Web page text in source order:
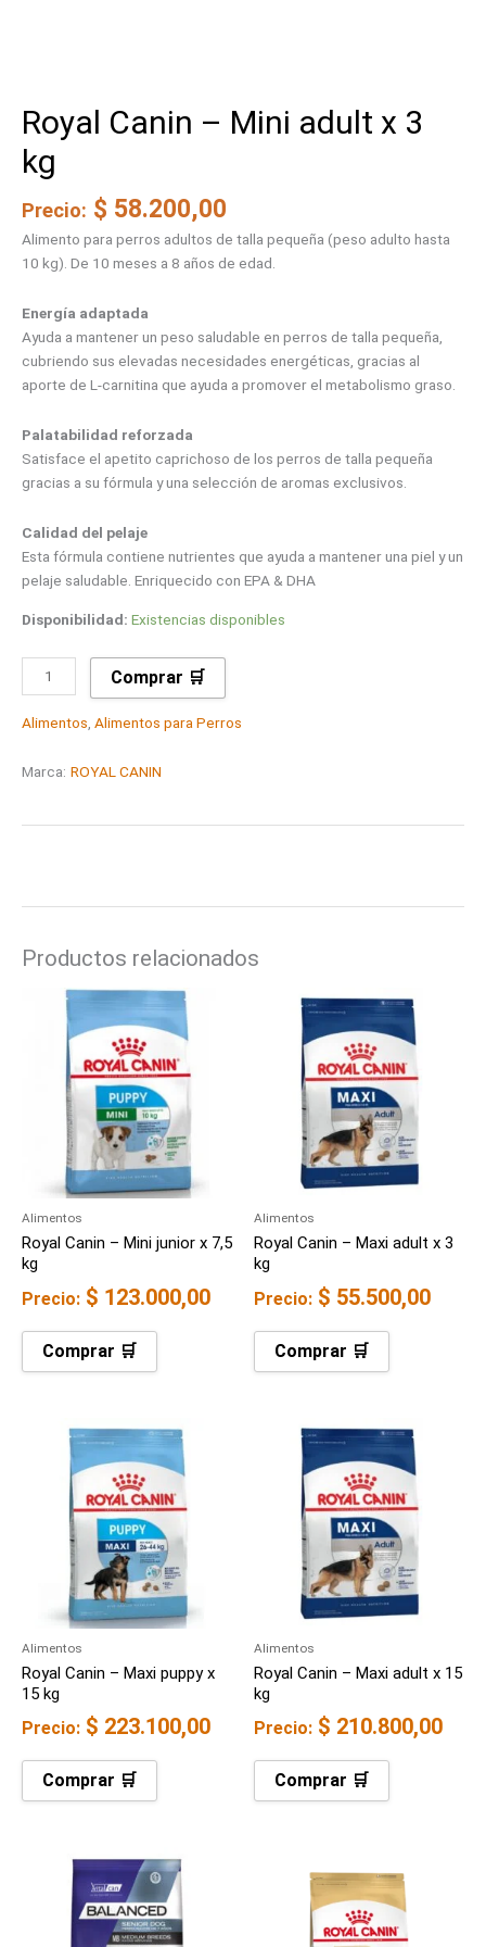
Royal Canin – Mini adult x 3
kg
Precio: $ 58.200,00
Alimento para perros adultos de talla pequeña (peso adulto hasta
10 kg). De 10 meses a 8 años de edad.
Energía adaptada
Ayuda a mantener un peso saludable en perros de talla pequeña,
cubriendo sus elevadas necesidades energéticas, gracias al
aporte de L-carnitina que ayuda a promover el metabolismo graso.
Palatabilidad reforzada
Satisface el apetito caprichoso de los perros de talla pequeña
gracias a su fórmula y una selección de aromas exclusivos.
Calidad del pelaje
Esta fórmula contiene nutrientes que ayuda a mantener una piel y un
pelaje saludable. Enriquecido con EPA & DHA
Disponibilidad: Existencias disponibles
Comprar 🛒
Alimentos Alimentos para Perros
Marca: ROYAL CANIN
Productos relacionados
Alimentos
Royal Canin – Mini junior x 7,5
kg
Precio: $ 123.000,00
Comprar 🛒
Alimentos
Royal Canin – Maxi adult x 3
kg
Precio: $ 55.500,00
Comprar 🛒
Alimentos
Royal Canin – Maxi puppy x
15 kg
Precio: $ 223.100,00
Comprar 🛒
Alimentos
Royal Canin – Maxi adult x 15
kg
Precio: $ 210.800,00
Comprar 🛒